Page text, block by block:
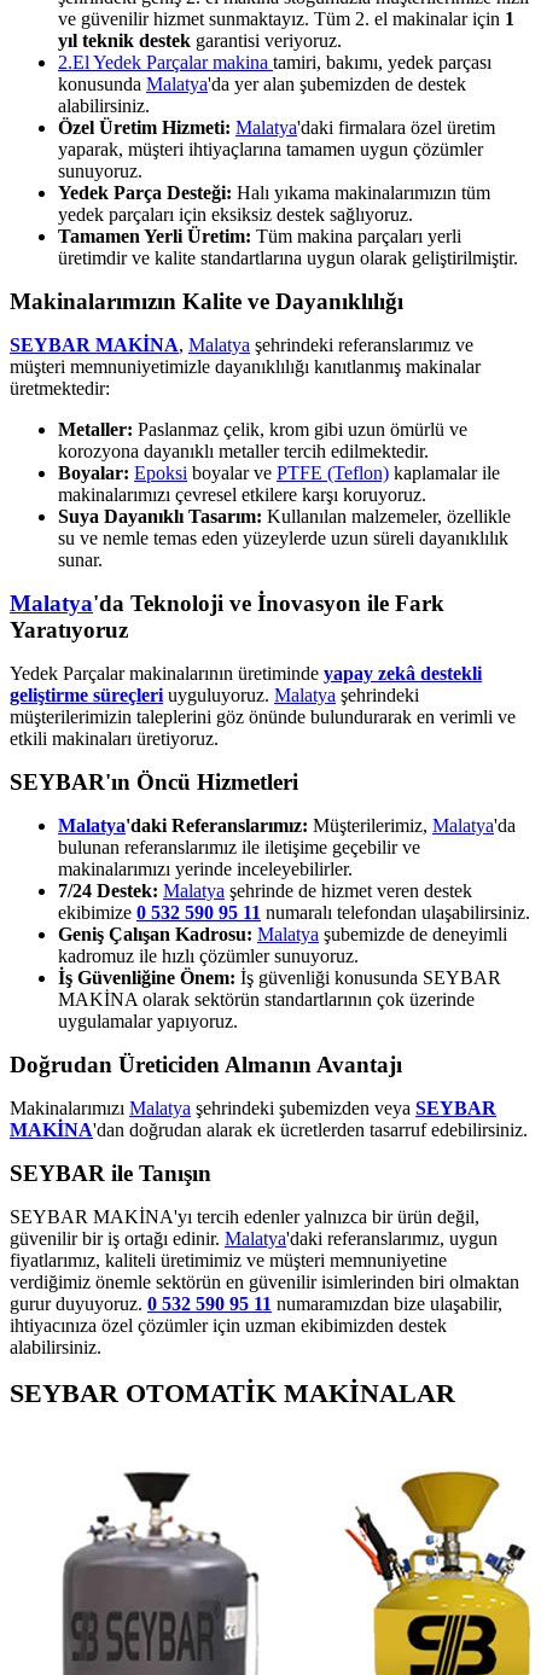
ve güvenilir hizmet sunmaktayız. Tüm 2. el makinalar için 1
yıl teknik destek garantisi veriyoruz.
2.El Yedek Parçalar makina tamiri, bakımı, yedek parçası
konusunda Malatya'da yer alan şubemizden de destek
alabilirsiniz.
Özel Üretim Hizmeti: Malatya'daki firmalara özel üretim
yaparak, müşteri ihtiyaçlarına tamamen uygun çözümler
sunuyoruz.
Yedek Parça Desteği: Halı yıkama makinalarımızın tüm
yedek parçaları için eksiksiz destek sağlıyoruz.
Tamamen Yerli Üretim: Tüm makina parçaları yerli
üretimdir ve kalite standartlarına uygun olarak geliştirilmiştir.
Makinalarımızın Kalite ve Dayanıklılığı
SEYBAR MAKİNA, Malatya şehrindeki referanslarımız ve
müşteri memnuniyetimizle dayanıklılığı kanıtlanmış makinalar
üretmektedir:
Metaller: Paslanmaz çelik, krom gibi uzun ömürlü ve
korozyona dayanıklı metaller tercih edilmektedir.
Boyalar: Epoksi boyalar ve PTFE (Teflon) kaplamalar ile
makinalarımızı çevresel etkilere karşı koruyoruz.
Suya Dayanıklı Tasarım: Kullanılan malzemeler, özellikle
su ve nemle temas eden yüzeylerde uzun süreli dayanıklılık
sunar.
Malatya'da Teknoloji ve İnovasyon ile Fark
Yaratıyoruz
Yedek Parçalar makinalarının üretiminde yapay zekâ destekli
geliştirme süreçleri uyguluyoruz. Malatya şehrindeki
müşterilerimizin taleplerini göz önünde bulundurarak en verimli ve
etkili makinaları üretiyoruz.
SEYBAR'ın Öncü Hizmetleri
Malatya'daki Referanslarımız: Müşterilerimiz, Malatya'da
bulunan referanslarımız ile iletişime geçebilir ve
makinalarımızı yerinde inceleyebilirler.
7/24 Destek: Malatya şehrinde de hizmet veren destek
ekibimize 0 532 590 95 11 numaralı telefondan ulaşabilirsiniz.
Geniş Çalışan Kadrosu: Malatya şubemizde de deneyimli
kadromuz ile hızlı çözümler sunuyoruz.
İş Güvenliğine Önem: İş güvenliği konusunda SEYBAR
MAKİNA olarak sektörün standartlarının çok üzerinde
uygulamalar yapıyoruz.
Doğrudan Üreticiden Almanın Avantajı
Makinalarımızı Malatya şehrindeki şubemizden veya SEYBAR
MAKİNA'dan doğrudan alarak ek ücretlerden tasarruf edebilirsiniz.
SEYBAR ile Tanışın
SEYBAR MAKİNA'yı tercih edenler yalnızca bir ürün değil,
güvenilir bir iş ortağı edinir. Malatya'daki referanslarımız, uygun
fiyatlarımız, kaliteli üretimimiz ve müşteri memnuniyetine
verdiğimiz önemle sektörün en güvenilir isimlerinden biri olmaktan
gurur duyuyoruz. 0 532 590 95 11 numaramızdan bize ulaşabilir,
ihtiyacınıza özel çözümler için uzman ekibimizden destek
alabilirsiniz.
SEYBAR OTOMATİK MAKİNALAR